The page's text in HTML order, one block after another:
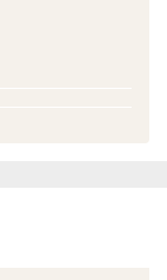
料理にぴったり